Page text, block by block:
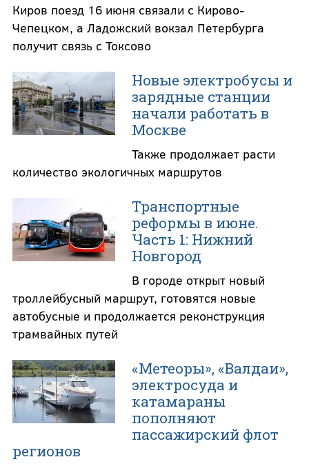
Киров поезд 16 июня связали с Кирово-
Чепецком, а Ладожский вокзал Петербурга
получит связь с Токсово
Новые электробусы и
зарядные станции
начали работать в
Москве
Также продолжает расти
количество экологичных маршрутов
Транспортные
реформы в июне.
Часть 1: Нижний
Новгород
В городе открыт новый
троллейбусный маршрут, готовятся новые
автобусные и продолжается реконструкция
трамвайных путей
«Метеоры», «Валдаи»,
электросуда и
катамараны
пополняют
пассажирский флот
регионов